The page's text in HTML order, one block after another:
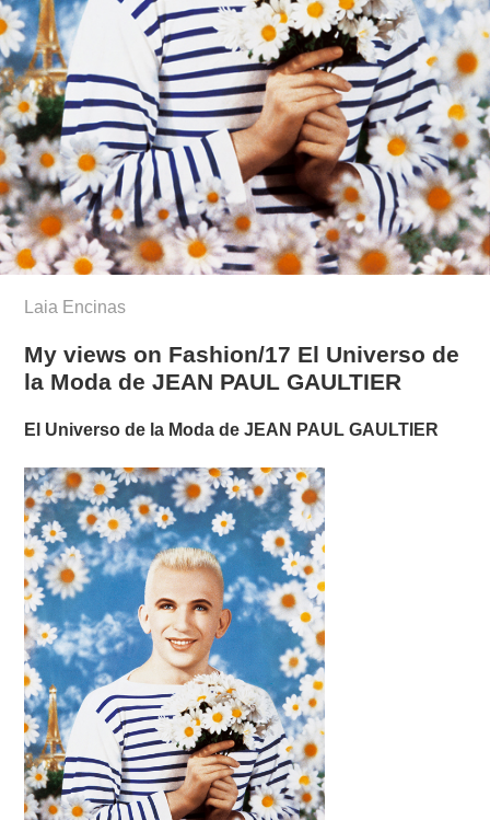
Laia Encinas
My views on Fashion/17 El Universo de
la Moda de JEAN PAUL GAULTIER
El Universo de la Moda de JEAN PAUL GAULTIER